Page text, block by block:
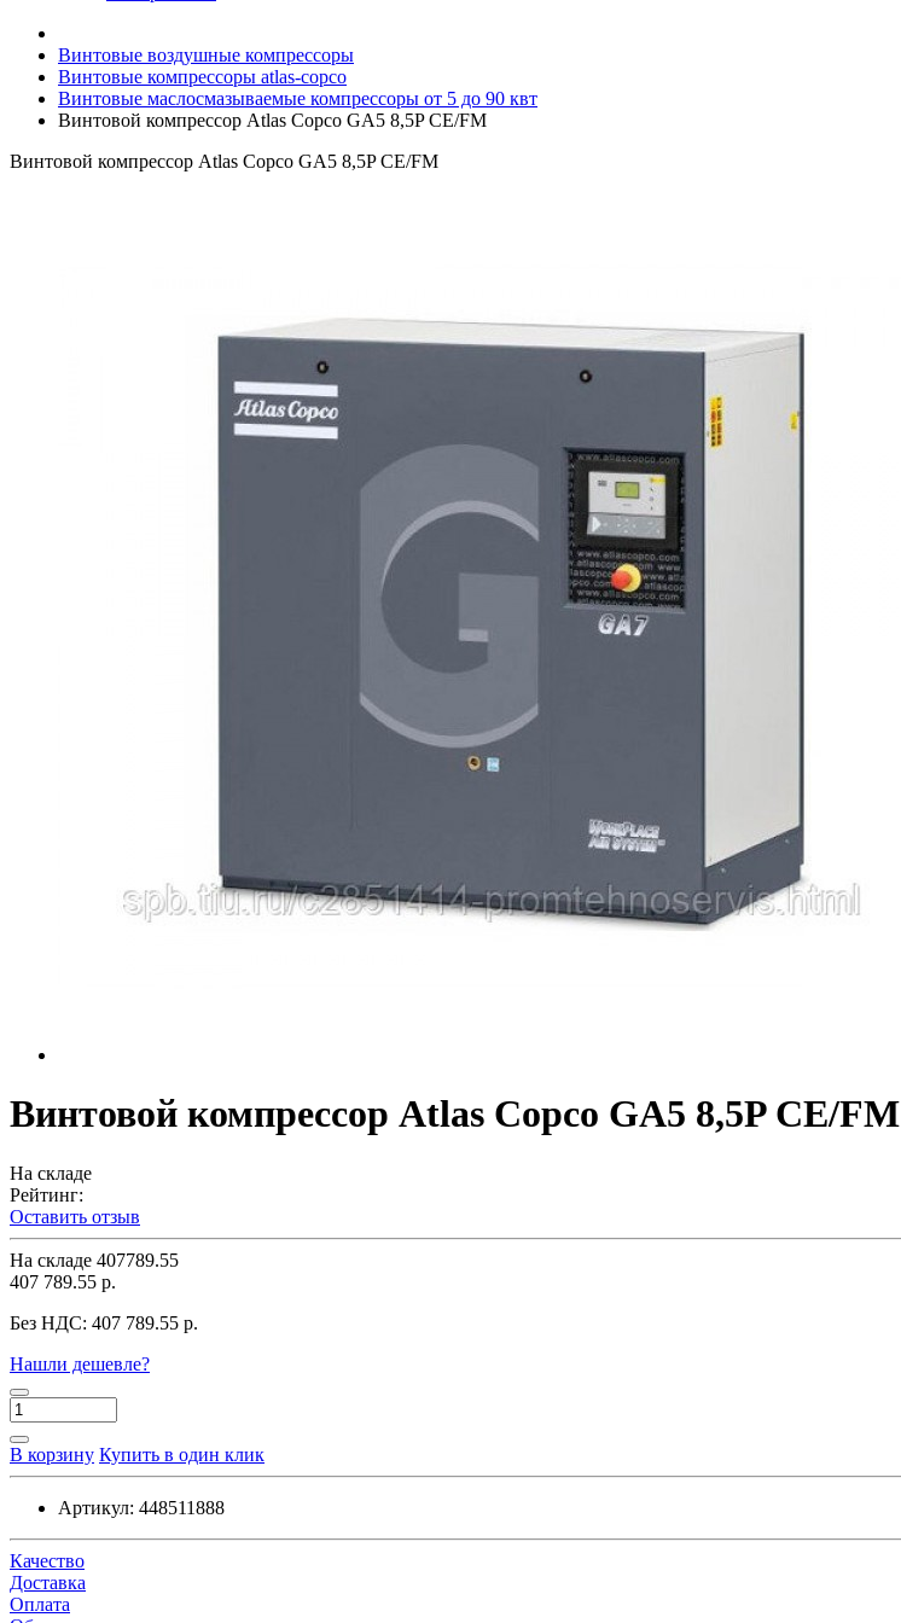
Винтовые воздушные компрессоры
Винтовые компрессоры atlas-copco
Винтовые маслосмазываемые компрессоры от 5 до 90 квт
Винтовой компрессор Atlas Copco GA5 8,5P СЕ/FM
Винтовой компрессор Atlas Copco GA5 8,5P СЕ/FM
Винтовой компрессор Atlas Copco GA5 8,5P СЕ/FM
На складе
Рейтинг:
Оставить отзыв
На складе 407789.55
407 789.55 р.
Без НДС: 407 789.55 р.
Нашли дешевле?
В корзину Купить в один клик
Артикул: 448511888
Качество
Доставка
Оплата